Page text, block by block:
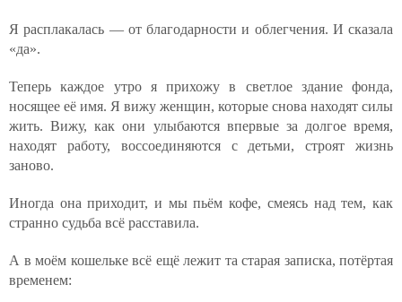
Я расплакалась — от благодарности и облегчения. И сказала
«да».
Теперь каждое утро я прихожу в светлое здание фонда,
носящее её имя. Я вижу женщин, которые снова находят силы
жить. Вижу, как они улыбаются впервые за долгое время,
находят работу, воссоединяются с детьми, строят жизнь
заново.
Иногда она приходит, и мы пьём кофе, смеясь над тем, как
странно судьба всё расставила.
А в моём кошельке всё ещё лежит та старая записка, потёртая
временем: